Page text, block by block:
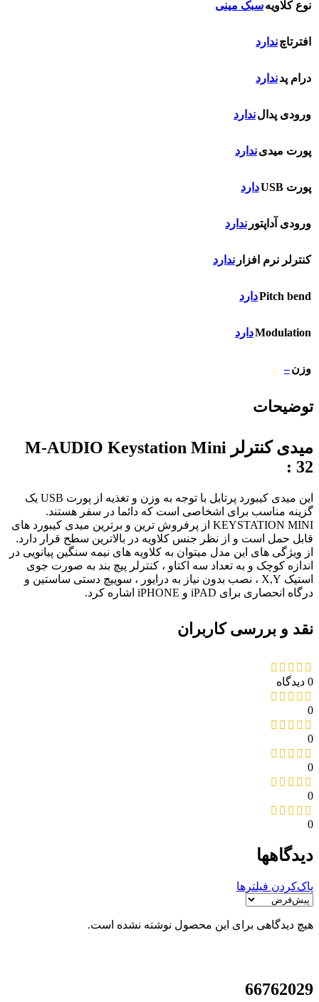
نوع کلاویهسبک مینی
افترتاچندارد
درام پدندارد
ورودی پدالندارد
پورت میدیندارد
پورت USB دارد
ورودی آداپتور ندارد
کنترلر نرم افزار ندارد
Pitch bendدارد
Modulationدارد
وزن–
توضیحات
میدی کنترلر M-AUDIO Keystation Mini
32 :
این میدی کیبورد پرتابل با توجه به وزن و تغذیه از پورت USB یک
گزینه مناسب برای اشخاصی است که دائما در سفر هستند.
KEYSTATION MINI از پرفروش ترین و برترین میدی کیبورد های
قابل حمل است و از نظر جنس کلاویه در بالاترین سطح قرار دارد.
از ویژگی های این مدل میتوان به کلاویه های نیمه سنگین پیانویی در
اندازه کوچک و به تعداد سه اکتاو ، کنترلر پیچ بند به صورت جوی
استیک X,Y ، نصب بدون نیاز به درایور ، سوییچ دستی ساستین و
درگاه انحصاری برای iPAD و iPHONE اشاره کرد.
نقد و بررسی کاربران
0 دیدگاه
0
0
0
0
0
دیدگاهها
پاک‌کردن فیلترها
هیچ دیدگاهی برای این محصول نوشته نشده است.
66762029